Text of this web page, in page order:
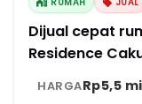
Dijual cepat
Residence
HARGARp5,5